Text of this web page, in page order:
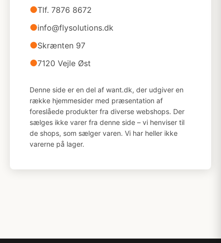
●Tlf. 7876 8672
●info@flysolutions.dk
●Skrænten 97
●7120 Vejle Øst
Denne side er en del af want.dk, der udgiver en
række hjemmesider med præsentation af
foreslåede produkter fra diverse webshops. Der
sælges ikke varer fra denne side – vi henviser til
de shops, som sælger varen. Vi har heller ikke
varerne på lager.